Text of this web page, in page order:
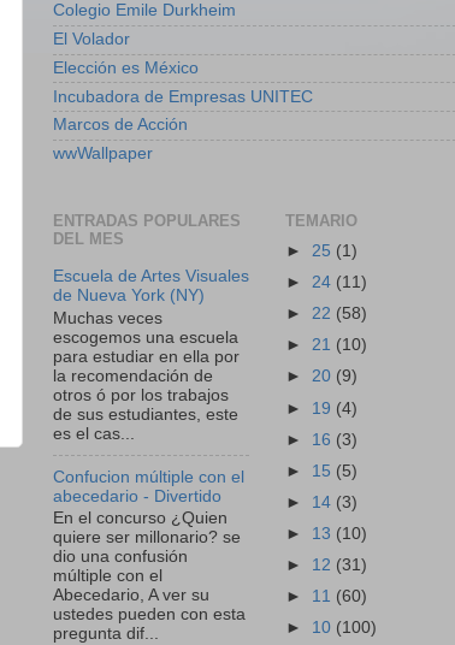
Colegio Emile Durkheim
El Volador
Elección es México
Incubadora de Empresas UNITEC
Marcos de Acción
wwWallpaper
ENTRADAS POPULARES
DEL MES
Escuela de Artes Visuales
de Nueva York (NY)
Muchas veces
escogemos una escuela
para estudiar en ella por
la recomendación de
otros ó por los trabajos
de sus estudiantes, este
es el cas...
Confucion múltiple con el
abecedario - Divertido
En el concurso ¿Quien
quiere ser millonario? se
dio una confusión
múltiple con el
Abecedario, A ver su
ustedes pueden con esta
pregunta dif...
TEMARIO
► 25 (1)
► 24 (11)
► 22 (58)
► 21 (10)
► 20 (9)
► 19 (4)
► 16 (3)
► 15 (5)
► 14 (3)
► 13 (10)
► 12 (31)
► 11 (60)
► 10 (100)